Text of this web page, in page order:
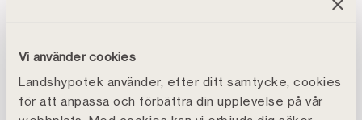
Vi använder cookies
Landshypotek använder, efter ditt samtycke, cookies
för att anpassa och förbättra din upplevelse på vår
prata mer om läget i Landshypotek och de gröna
näringarna i stort samt summera 2022 och blicka
framåt. Den föreslagnarekordstora utdelningen
som klubbas på föreningsstämman 20 april kommer